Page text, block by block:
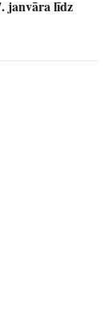
janvāra līdz